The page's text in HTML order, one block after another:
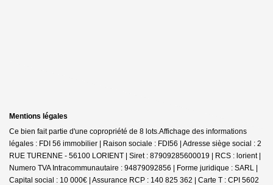
Mentions légales
Ce bien fait partie d'une copropriété de 8 lots.Affichage des informations
légales : FDI 56 immobilier | Raison sociale : FDI56 | Adresse siège social : 2
RUE TURENNE - 56100 LORIENT | Siret : 87909285600019 | RCS : lorient |
Numero TVA Intracommunautaire : 94879092856 | Forme juridique : SARL |
Capital social : 10 000€ | Assurance RCP : 140 825 362 | Carte T : CPI 5602